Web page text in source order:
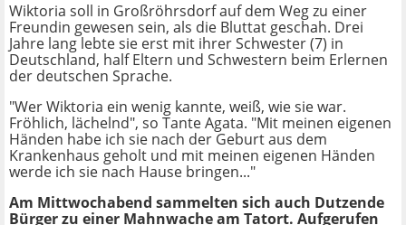
Wiktoria soll in Großröhrsdorf auf dem Weg zu einer
Freundin gewesen sein, als die Bluttat geschah. Drei
Jahre lang lebte sie erst mit ihrer Schwester (7) in
Deutschland, half Eltern und Schwestern beim Erlernen
der deutschen Sprache.
"Wer Wiktoria ein wenig kannte, weiß, wie sie war.
Fröhlich, lächelnd", so Tante Agata. "Mit meinen eigenen
Händen habe ich sie nach der Geburt aus dem
Krankenhaus geholt und mit meinen eigenen Händen
werde ich sie nach Hause bringen..."
Am Mittwochabend sammelten sich auch Dutzende
Bürger zu einer Mahnwache am Tatort. Aufgerufen